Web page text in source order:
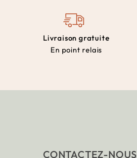
Livraison gratuite
En point relais
CONTACTEZ-NOUS